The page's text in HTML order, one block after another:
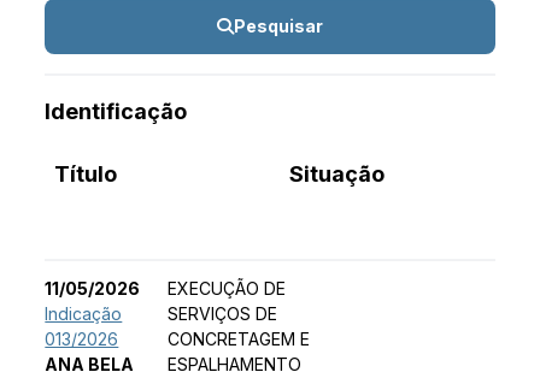
Pesquisar
Identificação
Título Situação
11/05/2026
Indicação
013/2026
ANA BELA
EXECUÇÃO DE
SERVIÇOS DE
CONCRETAGEM E
ESPALHAMENTO